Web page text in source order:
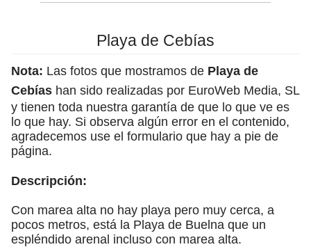
Playa de Cebías
Nota: Las fotos que mostramos de Playa de
Cebías han sido realizadas por EuroWeb Media, SL
y tienen toda nuestra garantía de que lo que ve es
lo que hay. Si observa algún error en el contenido,
agradecemos use el formulario que hay a pie de
página.
Descripción:
Con marea alta no hay playa pero muy cerca, a
pocos metros, está la Playa de Buelna que un
espléndido arenal incluso con marea alta.